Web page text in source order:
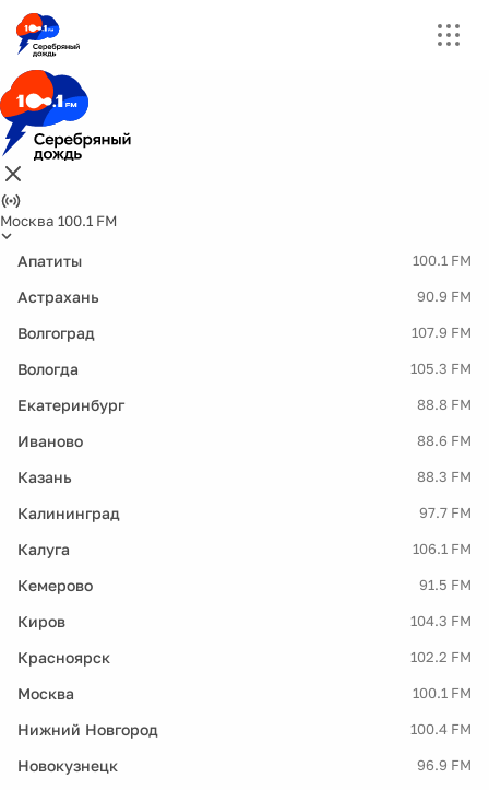
Москва 100.1 FM
Апатиты 100.1 FM
Астрахань 90.9 FM
Волгоград 107.9 FM
Вологда 105.3 FM
Екатеринбург 88.8 FM
Иваново 88.6 FM
Казань 88.3 FM
Калининград 97.7 FM
Калуга 106.1 FM
Кемерово 91.5 FM
Киров 104.3 FM
Красноярск 102.2 FM
Москва 100.1 FM
Нижний Новгород 100.4 FM
Новокузнецк 96.9 FM